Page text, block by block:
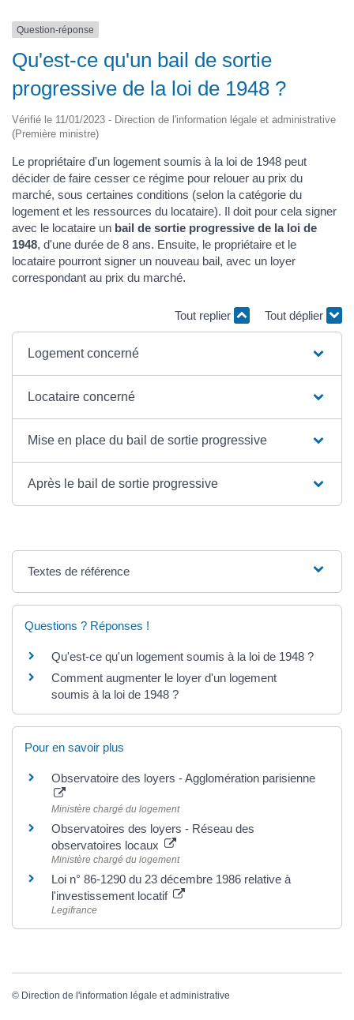
Question-réponse
Qu'est-ce qu'un bail de sortie
progressive de la loi de 1948 ?
Vérifié le 11/01/2023 - Direction de l'information légale et administrative
(Première ministre)
Le propriétaire d'un logement soumis à la loi de 1948 peut
décider de faire cesser ce régime pour relouer au prix du
marché, sous certaines conditions (selon la catégorie du
logement et les ressources du locataire). Il doit pour cela signer
avec le locataire un bail de sortie progressive de la loi de
1948, d'une durée de 8 ans. Ensuite, le propriétaire et le
locataire pourront signer un nouveau bail, avec un loyer
correspondant au prix du marché.
Tout replier Tout déplier
Logement concerné
Locataire concerné
Mise en place du bail de sortie progressive
Après le bail de sortie progressive
Textes de référence
Questions ? Réponses !
Qu'est-ce qu'un logement soumis à la loi de 1948 ?
Comment augmenter le loyer d'un logement
soumis à la loi de 1948 ?
Pour en savoir plus
Observatoire des loyers - Agglomération parisienne
Ministère chargé du logement
Observatoires des loyers - Réseau des
observatoires locaux
Ministère chargé du logement
Loi n° 86-1290 du 23 décembre 1986 relative à
l'investissement locatif
Legifrance
© Direction de l'information légale et administrative